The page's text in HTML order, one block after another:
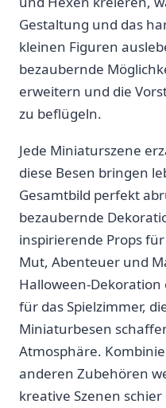
Gestaltung und das
kleinen Figuren
bezaubernde
erweitern und die
zu beflügeln.
Jede Miniaturszene
diese Besen bringen‌
Gesamtbild perfekt
bezaubernde
inspirierende Props
Mut, Abenteuer und
Halloween-
für das Spielzimmer,
Miniaturbesen
Atmosphäre.
anderen Zubehören
kreative Szenen schier